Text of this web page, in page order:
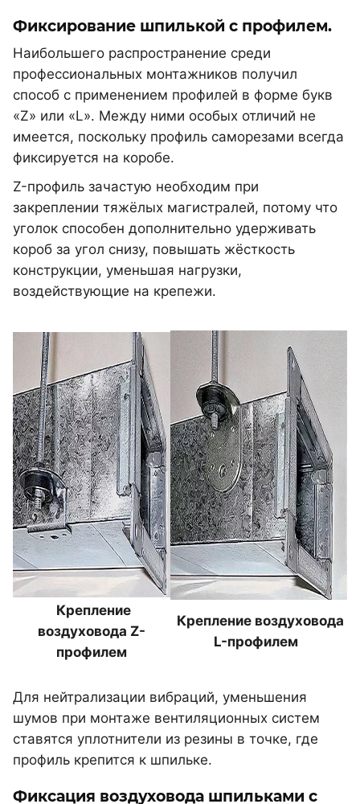
Фиксирование шпилькой с профилем.
Наибольшего распространение среди
профессиональных монтажников получил
способ с применением профилей в форме букв
«Z» или «L». Между ними особых отличий не
имеется, поскольку профиль саморезами всегда
фиксируется на коробе.
Z-профиль зачастую необходим при
закреплении тяжёлых магистралей, потому что
уголок способен дополнительно удерживать
короб за угол снизу, повышать жёсткость
конструкции, уменьшая нагрузки,
воздействующие на крепежи.
Крепление
воздуховода Z-
профилем
Крепление воздуховода
L-профилем
Для нейтрализации вибраций, уменьшения
шумов при монтаже вентиляционных систем
ставятся уплотнители из резины в точке, где
профиль крепится к шпильке.
Фиксация воздуховода шпильками с